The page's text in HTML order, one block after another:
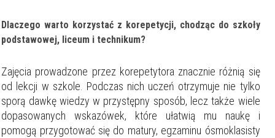
Dlaczego warto korzystać z korepetycji, chodząc do szkoły
podstawowej, liceum i technikum?
Zajęcia prowadzone przez korepetytora znacznie różnią się
od lekcji w szkole. Podczas nich uczeń otrzymuje nie tylko
sporą dawkę wiedzy w przystępny sposób, lecz także wiele
dopasowanych wskazówek, które ułatwią mu naukę i
pomogą przygotować się do matury, egzaminu ósmoklasisty